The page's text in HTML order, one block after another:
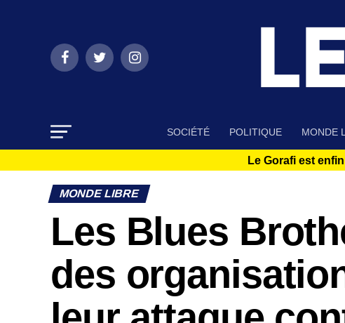
SOCIÉTÉ POLITIQUE MONDE
Le Gorafi est
MONDE LIBRE
Les Blues
des